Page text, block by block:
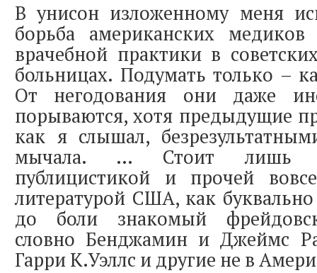
В унисон изложенному меня
борьба американских
врачебной практики в
больницах. Подумать только –
От негодования они даже
порываются, хотя предыдущие
как я слышал,
мычала. … Стоит лишь
публицистикой и прочей
литературой США, как
до боли знакомый
словно Бенджамин и Джеймс
Гарри К.Уэллс и другие не в